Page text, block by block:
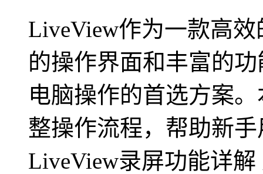
LiveView作为一款高
的操作界面和丰富的
电脑操作的首选方案
整操作流程，帮助新
LiveView录屏功能详解